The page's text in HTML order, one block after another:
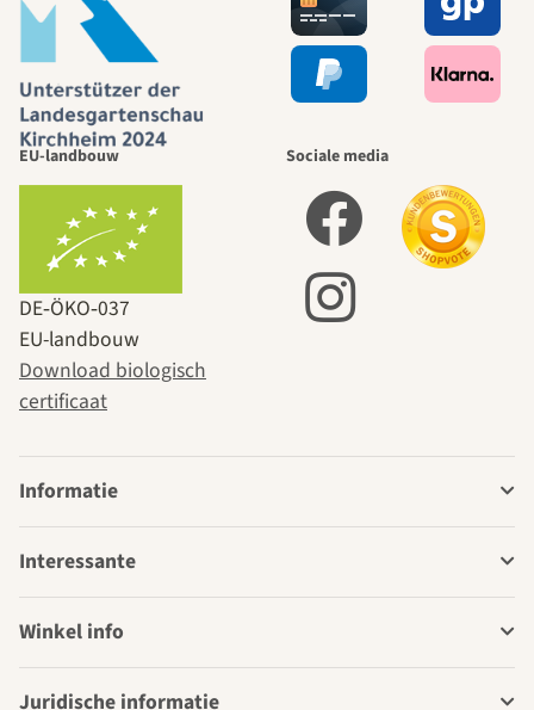
EU-landbouw
DE‑ÖKO‑037
EU-landbouw
Download biologisch
certificaat
Sociale media
Informatie
Interessante
Winkel info
Juridische informatie